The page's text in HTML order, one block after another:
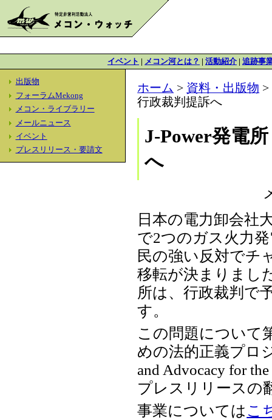
イベント | メコン河とは？ | 活動紹介 | 追跡事
出版物
フォーラムMekong
メコン・ライブラリー
メールニュース
イベント
プレスリリース・要請文
ホーム > 資料・出版物 >
行政裁判提訴へ
J-Power発電
へ
日本の電力卸会社
で2つのガス火力
民の強い反対でチ
移転が決まりまし
所は、行政裁判で
す。
この問題について
めの法的正義プロ
and Advocacy for
プレスリリースの
事業については こ